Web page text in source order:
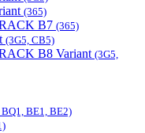
(365)
B7 (365)
(3G5, CB5)
B8 Variant (3G5,
BQ1, BE1, BE2)